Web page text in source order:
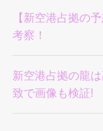
【新空港占拠の
考察！
新空港占拠の龍
致で画像も検証!